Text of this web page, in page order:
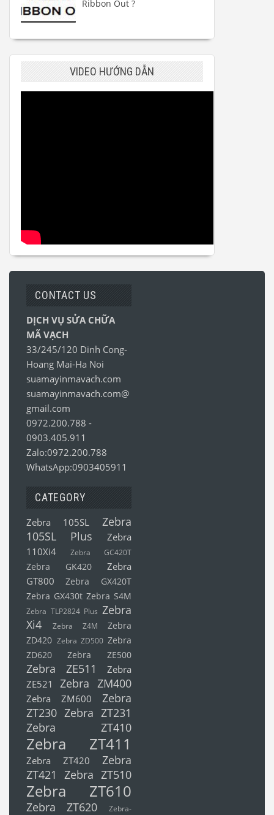
Ribbon Out ?
VIDEO HƯỚNG DẪN
CONTACT US
DỊCH VỤ SỬA CHỮA
MÃ VẠCH
33/245/120 Dinh Cong-
Hoang Mai-Ha Noi
suamayinmavach.com
suamayinmavach.com@
gmail.com
0972.200.788 -
0903.405.911
Zalo:0972.200.788
WhatsApp:0903405911
CATEGORY
Zebra 105SL
Zebra
105SL Plus
Zebra
110Xi4
Zebra GC420T
Zebra GK420
Zebra
GT800
Zebra GX420T
Zebra GX430t Zebra S4M
Zebra TLP2824 Plus Zebra
Xi4
Zebra Z4M
Zebra
ZD420 Zebra ZD500 Zebra
ZD620
Zebra ZE500
Zebra ZE511
Zebra
ZE521
Zebra ZM400
Zebra ZM600
Zebra
ZT230 Zebra ZT231
Zebra ZT410
Zebra ZT411
Zebra ZT420
Zebra
ZT421
Zebra ZT510
Zebra ZT610
Zebra ZT620
Zebra-